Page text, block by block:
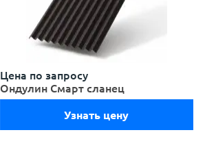
Цена по запросу
Ондулин Смарт сланец
Узнать цену